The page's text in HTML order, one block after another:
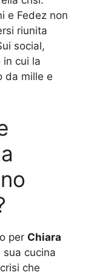
e Fedez non
riunita
social,
cui la
da mille e
per Chiara
sua cucina
che